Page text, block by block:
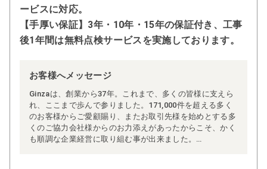
ービスに対応。
【手厚い保証】3年・10年・15年の保証付き、工事
後1年間は無料点検サービスを実施しております。
お客様へメッセージ
Ginzaは、創業から37年。これまで、多くの皆様に支えら
れ、ここまで歩んで参りました。171,000件を超える多く
のお客様からご愛顧賜り、またお取引先様を始めとする多
くのご協力会社様からのお力添えがあったからこそ、かく
も順調な企業経営に取り組む事が出来ました。